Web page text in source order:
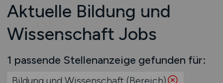
Aktuelle Bildung und
Wissenschaft Jobs
1 passende Stellenanzeige gefunden für:
Bildung und Wissenschaft (Bereich)